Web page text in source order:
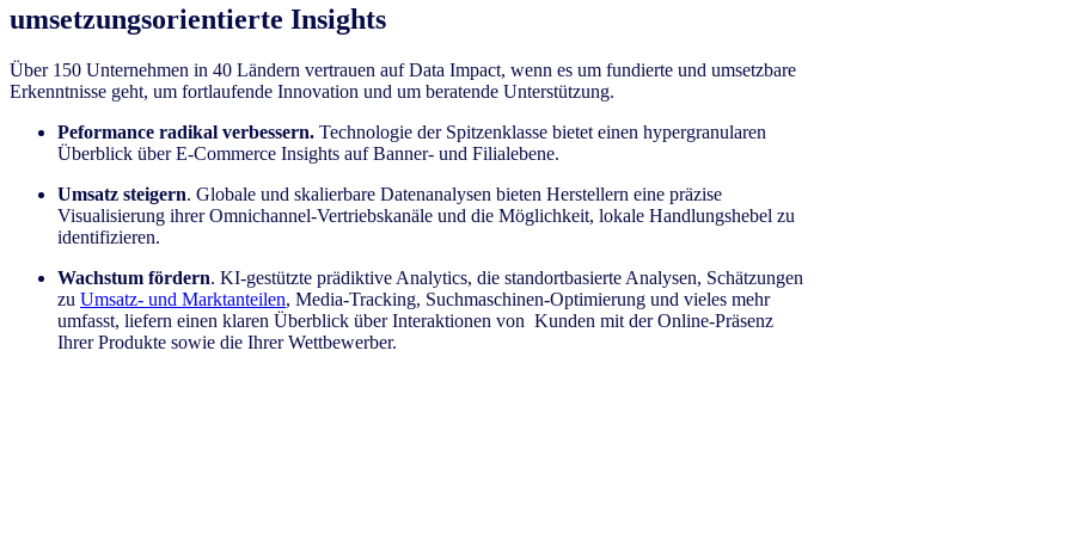
umsetzungsorientierte Insights
Über 150 Unternehmen in 40 Ländern vertrauen auf Data Impact, wenn es um fundierte und umsetzbare
Erkenntnisse geht, um fortlaufende Innovation und um beratende Unterstützung.
Peformance radikal verbessern. Technologie der Spitzenklasse bietet einen hypergranularen
Überblick über E-Commerce Insights auf Banner- und Filialebene.
Umsatz steigern. Globale und skalierbare Datenanalysen bieten Herstellern eine präzise
Visualisierung ihrer Omnichannel-Vertriebskanäle und die Möglichkeit, lokale Handlungshebel zu
identifizieren.
Wachstum fördern. KI-gestützte prädiktive Analytics, die standortbasierte Analysen, Schätzungen
zu Umsatz- und Marktanteilen, Media-Tracking, Suchmaschinen-Optimierung und vieles mehr
umfasst, liefern einen klaren Überblick über Interaktionen von Kunden mit der Online-Präsenz
Ihrer Produkte sowie die Ihrer Wettbewerber.